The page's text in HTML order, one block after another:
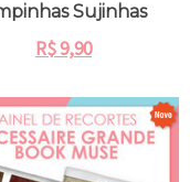
Sujinhas
R$9,90